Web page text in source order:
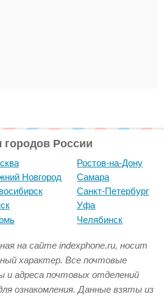
России
Новгород
Ростов-на-Дону
Самара
Санкт-Петербург
Уфа
Челябинск
на сайте indexphone.ru, носит
характер. Все почтовые
и адреса почтовых отделений
ознакомления. Данные взяты из